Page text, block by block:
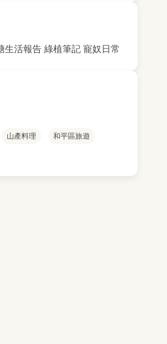
生活報告 綠植筆記 寵奴日常
山產料理 和平區旅遊